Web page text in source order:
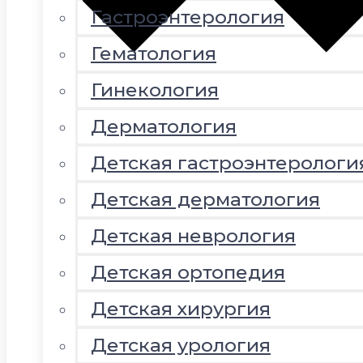
Гастроэнтерология
Гематология
Гинекология
Дерматология
Детская
Детская дерматология
Детская неврология
Детская ортопедия
Детская хирургия
Детская урология